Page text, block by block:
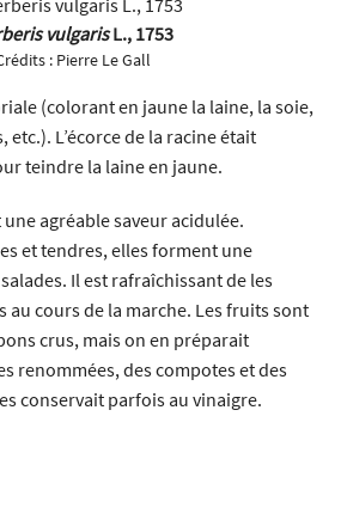
vulgarisL., 1753
: Pierre Le Gall
(colorant en jaune la laine, la soie,
etc.). L’écorce de la racine était
teindre la laine en jaune.
agréable saveur acidulée.
et tendres, elles forment une
Il est rafraîchissant de les
au cours de la marche. Les fruits sont
crus, mais on en préparait
renommées, des compotes et des
conservait parfois au vinaigre.